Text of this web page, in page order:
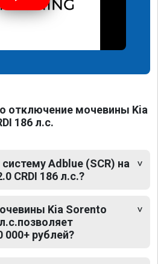
отключение мочевины Kia
186 л.с.
Adblue (SCR) на
CRDI 186 л.с.?
Kia Sorento
000+ рублей?